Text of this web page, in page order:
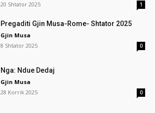
20 Shtator 2025
1
Pregaditi Gjin Musa-Rome- Shtator 2025
Gjin Musa
8 Shtator 2025
0
Nga: Ndue Dedaj
Gjin Musa
28 Korrik 2025
0